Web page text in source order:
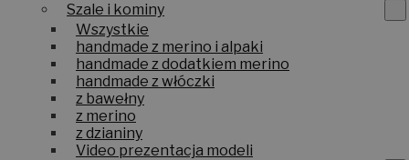
Szale i kominy
Wszystkie
handmade z merino i alpaki
handmade z dodatkiem merino
handmade z włóczki
z bawełny
z merino
z dzianiny
Video prezentacja modeli